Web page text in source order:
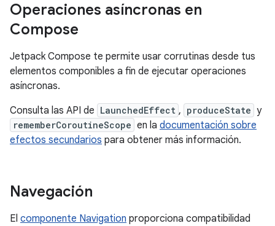
Operaciones asíncronas en
Compose
Jetpack Compose te permite usar corrutinas desde tus
elementos componibles a fin de ejecutar operaciones
asíncronas.
Consulta las API de LaunchedEffect , produceState y
rememberCoroutineScope en la documentación sobre
efectos secundarios para obtener más información.
Navegación
El componente Navigation proporciona compatibilidad